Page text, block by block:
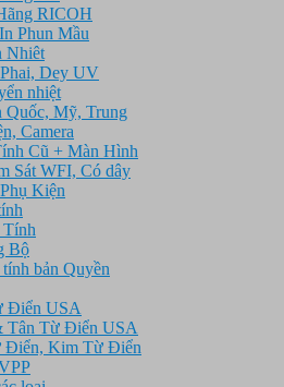
RICOH
Phun Mầu
Nhiêt
Dey UV
nhiệt
Mỹ, Trung
Camera
Cũ + Màn Hình
Sát WFI, Có dây
Kiện
Bộ
bản Quyền
Điển USA
Từ Điển USA
Điển, Kim Từ Điển